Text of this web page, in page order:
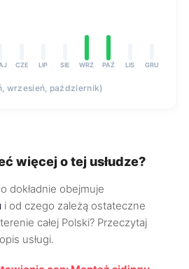
CZE LIP SIE WRZ PAŹ LIS GRU
wrzesień, październik)
więcej o tej usłudze?
dokładnie obejmuje
i od czego zależą ostateczne
całej Polski? Przeczytaj
usługi.